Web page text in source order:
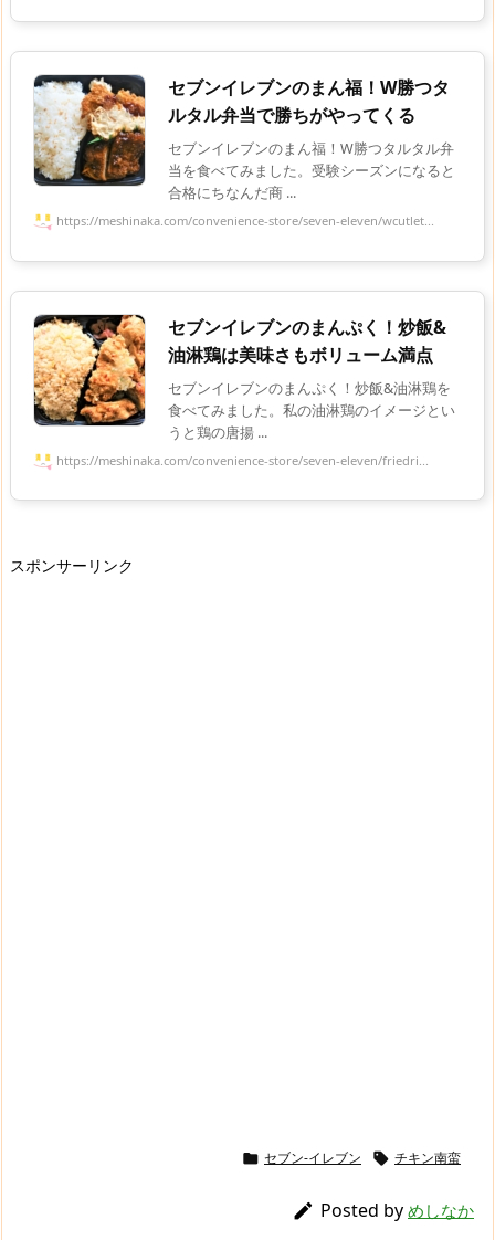
セブンイレブンのまん福！W勝つタ
ルタル弁当で勝ちがやってくる
セブンイレブンのまん福！W勝つタルタル弁
当を食べてみました。受験シーズンになると
合格にちなんだ商 ...
https://meshinaka.com/convenience-store/seven-eleven/wcutlet...
セブンイレブンのまんぷく！炒飯&
油淋鶏は美味さもボリューム満点
セブンイレブンのまんぷく！炒飯&油淋鶏を
食べてみました。私の油淋鶏のイメージとい
うと鶏の唐揚 ...
https://meshinaka.com/convenience-store/seven-eleven/friedri...
スポンサーリンク
 セブン-イレブン  チキン南蛮
 Posted by めしなか